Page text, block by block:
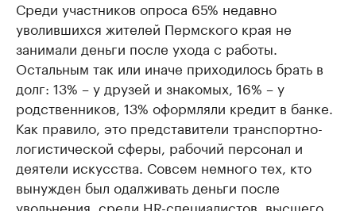
Среди участников опроса 65% недавно
уволившихся жителей Пермского края не
занимали деньги после ухода с работы.
Остальным так или иначе приходилось брать в
долг: 13% – у друзей и знакомых, 16% – у
родственников, 13% оформляли кредит в банке.
Как правило, это представители транспортно-
логистической сферы, рабочий персонал и
деятели искусства. Совсем немного тех, кто
вынужден был одалживать деньги после
увольнения, среди HR-специалистов, высшего